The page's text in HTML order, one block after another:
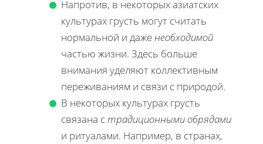
Напротив, в некоторых азиатских
культурах грусть могут считать
нормальной и даженеобходимой
частью жизни. Здесь больше
внимания уделяют коллективным
переживаниям и связи с природой.
В некоторых культурах грусть
связана страдиционными обрядами
и ритуалами. Например, в странах,